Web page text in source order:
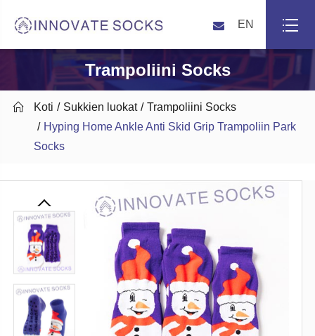
EN
Trampoliini Socks
 Koti Sukkien luokat
Trampoliini Socks
Hyping Home Ankle Anti Skid Grip Trampoliin Park
Socks